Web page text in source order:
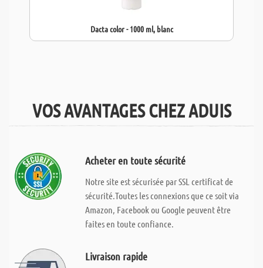
Dacta color - 1000 ml, blanc
VOS AVANTAGES CHEZ ADUIS
Acheter en toute sécurité
Notre site est sécurisée par SSL certificat de
sécurité.Toutes les connexions que ce soit via
Amazon, Facebook ou Google peuvent être
faites en toute confiance.
Livraison rapide